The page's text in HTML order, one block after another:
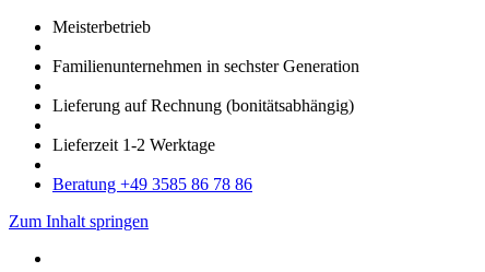
Meister­betrieb
Familien­unter­nehmen in sechster Gene­ration
Lieferung auf Rech­nung (bonitätsabhängig)
Liefer­zeit 1-2 Werk­tage
Bera­tung +49 3585 86 78 86
Zum Inhalt springen